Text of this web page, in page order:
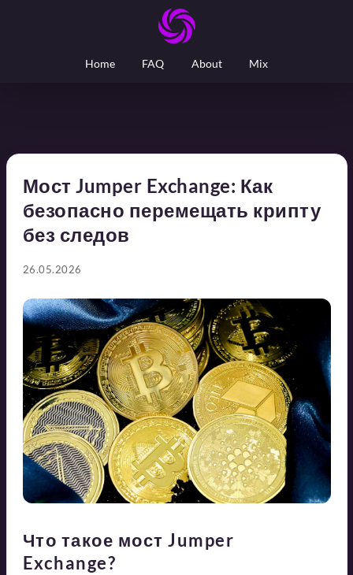
Home FAQ About Mix
Мост Jumper Exchange: Как
безопасно перемещать крипту
без следов
26.05.2026
Что такое мост Jumper
Exchange?